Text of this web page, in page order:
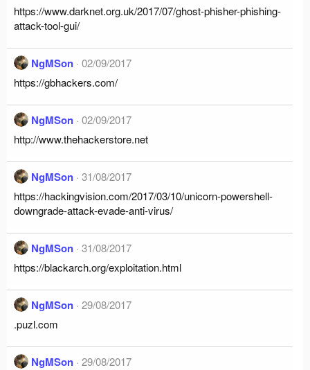
https://www.darknet.org.uk/2017/07/ghost-phisher-phishing-
attack-tool-gui/
NgMSon 02/09/2017
https://gbhackers.com/
NgMSon 02/09/2017
http://www.thehackerstore.net
NgMSon 31/08/2017
https://hackingvision.com/2017/03/10/unicorn-powershell-
downgrade-attack-evade-anti-virus/
NgMSon 31/08/2017
https://blackarch.org/exploitation.html
NgMSon 29/08/2017
.puzl.com
NgMSon 29/08/2017